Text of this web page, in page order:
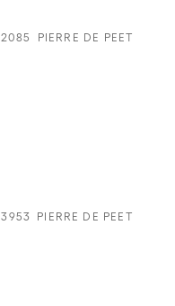
2085 PIERRE DE PEET
3953 PIERRE DE PEET